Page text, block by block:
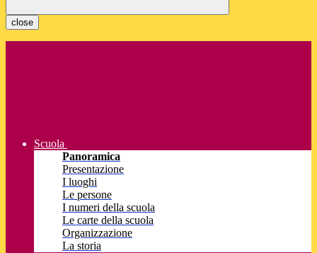
close
Scuola
Panoramica
Presentazione
I luoghi
Le persone
I numeri della scuola
Le carte della scuola
Organizzazione
La storia